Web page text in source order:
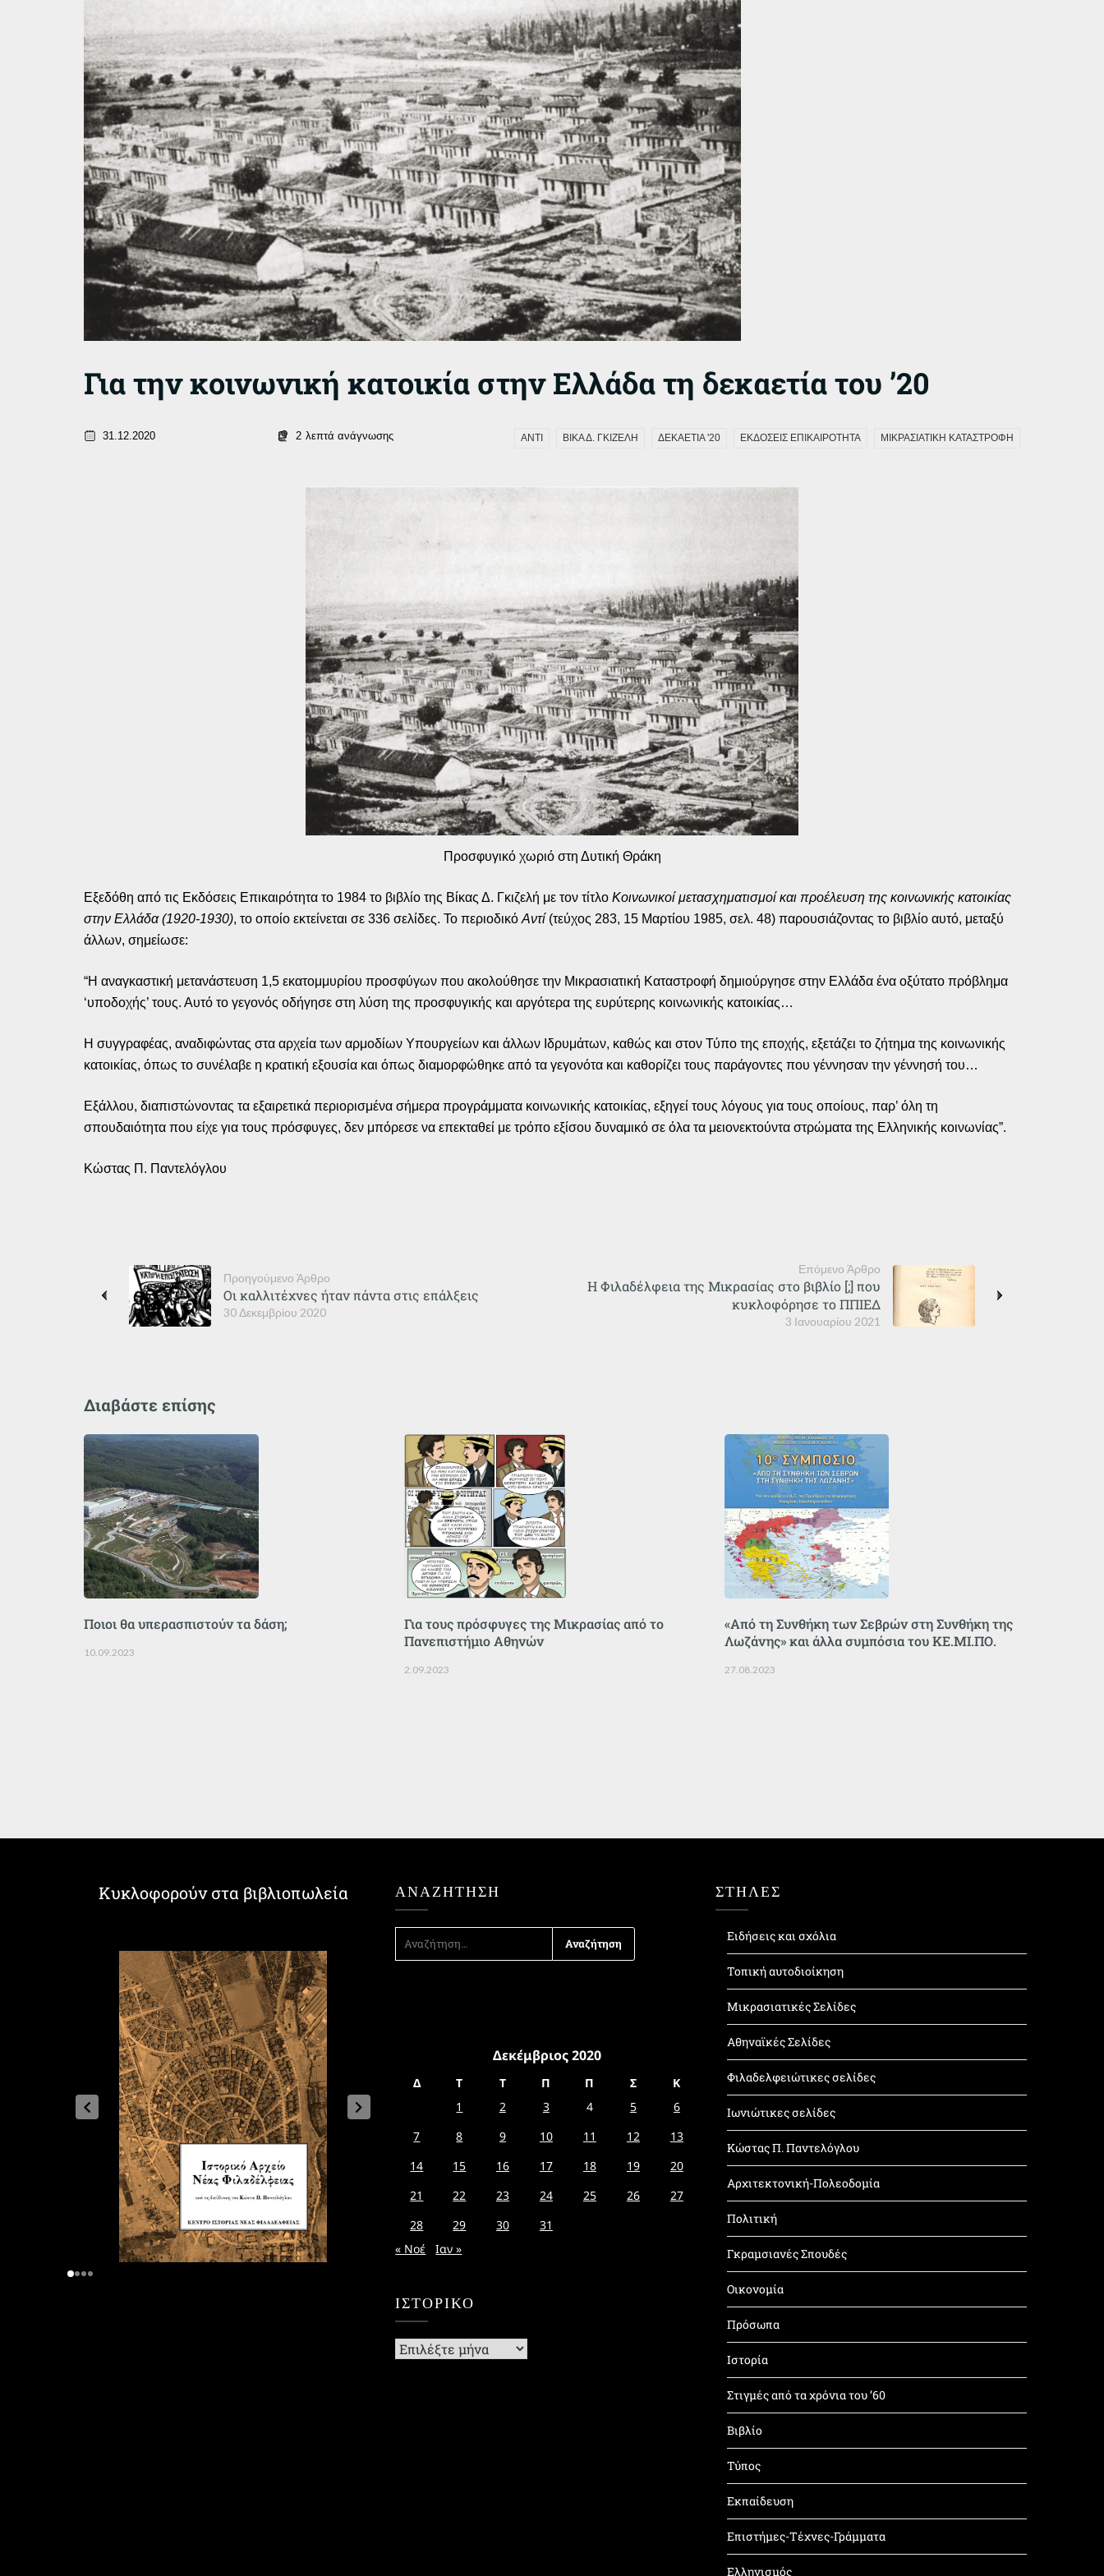
Για την κοινωνική κατοικία στην Ελλάδα τη δεκαετία του ’20
31.12.2020 2 λεπτά ανάγνωσης ΑΝΤΙ ΒΙΚΑ Δ. ΓΚΙΖΕΛΗ ΔΕΚΑΕΤΙΑ '20 ΕΚΔΟΣΕΙΣ ΕΠΙΚΑΙΡΟΤΗΤΑ ΜΙΚΡΑΣΙΑΤΙΚΗ ΚΑΤΑΣΤΡΟΦΗ
Προσφυγικό χωριό στη Δυτική Θράκη
Εξεδόθη από τις Εκδόσεις Επικαιρότητα το 1984 το βιβλίο της Βίκας Δ. Γκιζελή με τον τίτλο Κοινωνικοί μετασχηματισμοί και προέλευση της κοινωνικής κατοικίας
στην Ελλάδα (1920-1930), το οποίο εκτείνεται σε 336 σελίδες. Το περιοδικό Αντί (τεύχος 283, 15 Μαρτίου 1985, σελ. 48) παρουσιάζοντας το βιβλίο αυτό, μεταξύ
άλλων, σημείωσε:
“Η αναγκαστική μετανάστευση 1,5 εκατομμυρίου προσφύγων που ακολούθησε την Μικρασιατική Καταστροφή δημιούργησε στην Ελλάδα ένα οξύτατο πρόβλημα
‘υποδοχής’ τους. Αυτό το γεγονός οδήγησε στη λύση της προσφυγικής και αργότερα της ευρύτερης κοινωνικής κατοικίας…
Η συγγραφέας, αναδιφώντας στα αρχεία των αρμοδίων Υπουργείων και άλλων Ιδρυμάτων, καθώς και στον Τύπο της εποχής, εξετάζει το ζήτημα της κοινωνικής
κατοικίας, όπως το συνέλαβε η κρατική εξουσία και όπως διαμορφώθηκε από τα γεγονότα και καθορίζει τους παράγοντες που γέννησαν την γέννησή του…
Εξάλλου, διαπιστώνοντας τα εξαιρετικά περιορισμένα σήμερα προγράμματα κοινωνικής κατοικίας, εξηγεί τους λόγους για τους οποίους, παρ’ όλη τη
σπουδαιότητα που είχε για τους πρόσφυγες, δεν μπόρεσε να επεκταθεί με τρόπο εξίσου δυναμικό σε όλα τα μειονεκτούντα στρώματα της Ελληνικής κοινωνίας”.
Κώστας Π. Παντελόγλου
Προηγούμενο Άρθρο
30 Δεκεμβρίου 2020
Οι καλλιτέχνες ήταν πάντα στις επάλξεις
Επόμενο Άρθρο
3 Ιανουαρίου 2021
Η Φιλαδέλφεια της Μικρασίας στο βιβλίο [;] που
κυκλοφόρησε το ΠΠΙΕΔ
Διαβάστε επίσης
Ποιοι θα υπερασπιστούν τα δάση;
10.09.2023
Για τους πρόσφυγες της Μικρασίας από το
Πανεπιστήμιο Αθηνών
2.09.2023
«Από τη Συνθήκη των Σεβρών στη Συνθήκη της
Λωζάνης» και άλλα συμπόσια του ΚΕ.ΜΙ.ΠΟ.
27.08.2023
Κυκλοφορούν στα βιβλιοπωλεία ΑΝΑΖΉΤΗΣΗ
ΑΝΑΖΉΤΗΣΗ
Δεκέμβριος 2020
Δ Τ Τ Π Π Σ
Κ
1
2 3 4 5
6
7
8 9 10 11 12
13
14
15 16 17 18 19
20
21
22 23 24 25 26
27
28
29 30
31
« Νοέ
Ιαν »
ΙΣΤΟΡΙΚΌ
Ιστορικό
ΣΤΗΛΕΣ
Ειδήσεις και σχόλια
Τοπική αυτοδιοίκηση
Μικρασιατικές Σελίδες
Αθηναϊκές Σελίδες
Φιλαδελφειώτικες σελίδες
Ιωνιώτικες σελίδες
Κώστας Π. Παντελόγλου
Αρχιτεκτονική-Πολεοδομία
Πολιτική
Γκραμσιανές Σπουδές
Οικονομία
Πρόσωπα
Ιστορία
Στιγμές από τα χρόνια του ’60
Βιβλίο
Τύπος
Εκπαίδευση
Επιστήμες-Τέχνες-Γράμματα
Ελληνισμός